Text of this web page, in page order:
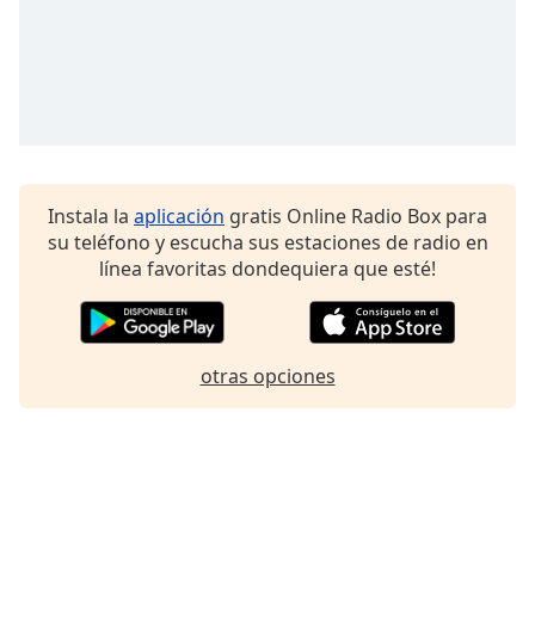
ModalInstala la aplicación gratis Online Radio Box para
su teléfono y escucha sus estaciones de radio en
línea favoritas dondequiera que esté!
otras opciones